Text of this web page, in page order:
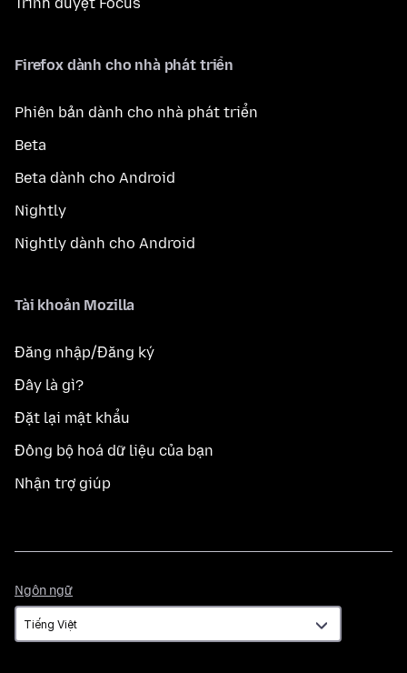
Firefox dành cho nhà phát triển
Phiên bản dành cho nhà phát triển
Beta
Beta dành cho Android
Nightly
Nightly dành cho Android
Tài khoản Mozilla
Đăng nhập/Đăng ký
Đây là gì?
Đặt lại mật khẩu
Đồng bộ hoá dữ liệu của bạn
Nhận trợ giúp
Ngôn ngữ
ngữ